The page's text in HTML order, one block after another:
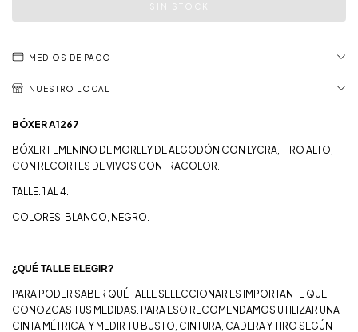
MEDIOS DE PAGO
NUESTRO LOCAL
BÓXER A1267
BÓXER FEMENINO DE MORLEY DE ALGODÓN CON LYCRA, TIRO ALTO,
CON RECORTES DE VIVOS CONTRACOLOR.
TALLE: 1 AL 4.
COLORES: BLANCO, NEGRO.
¿QUÉ TALLE ELEGIR?
PARA PODER SABER QUÉ TALLE SELECCIONAR ES IMPORTANTE QUE
CONOZCAS TUS MEDIDAS. PARA ESO RECOMENDAMOS UTILIZAR UNA
CINTA MÉTRICA, Y MEDIR TU BUSTO, CINTURA, CADERA Y TIRO SEGÚN